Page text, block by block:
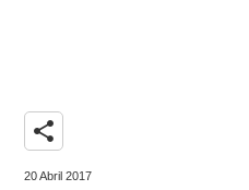
share
20 Abril 2017